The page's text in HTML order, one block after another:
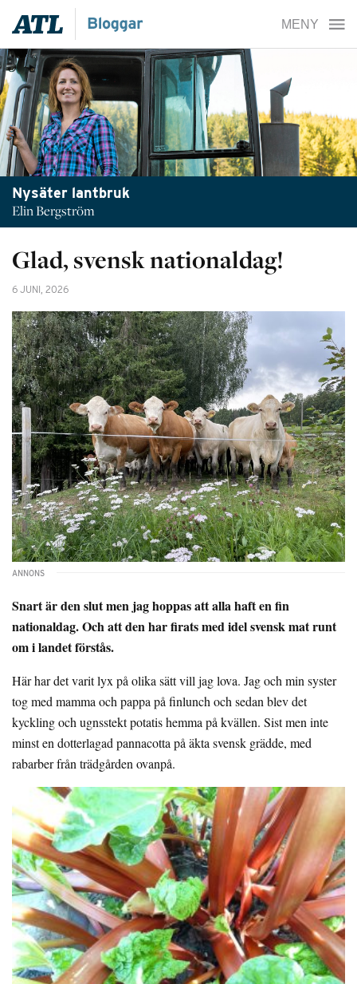
Nysäter lantbruk
Elin Bergström
Glad, svensk nationaldag!
6 JUNI, 2026
Snart är den slut men jag hoppas att alla haft en fin
nationaldag. Och att den har firats med idel svensk mat runt
om i landet förstås.
Här har det varit lyx på olika sätt vill jag lova. Jag och min syster
tog med mamma och pappa på finlunch och sedan blev det
kyckling och ugnsstekt potatis hemma på kvällen. Sist men inte
minst en dotterlagad pannacotta på äkta svensk grädde, med
rabarber från trädgården ovanpå.